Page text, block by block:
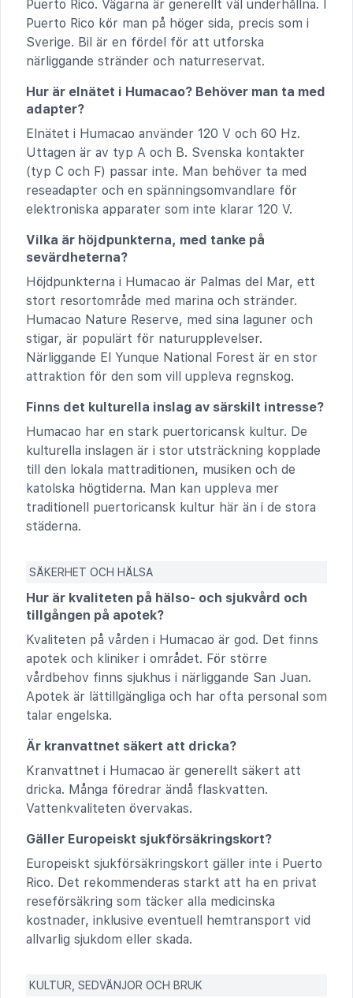
Puerto Rico. Vägarna är generellt väl underhållna. I
Puerto Rico kör man på höger sida, precis som i
Sverige. Bil är en fördel för att utforska
närliggande stränder och naturreservat.
Hur är elnätet i Humacao? Behöver man ta med
adapter?
Elnätet i Humacao använder 120 V och 60 Hz.
Uttagen är av typ A och B. Svenska kontakter
(typ C och F) passar inte. Man behöver ta med
reseadapter och en spänningsomvandlare för
elektroniska apparater som inte klarar 120 V.
Vilka är höjdpunkterna, med tanke på
sevärdheterna?
Höjdpunkterna i Humacao är Palmas del Mar, ett
stort resortområde med marina och stränder.
Humacao Nature Reserve, med sina laguner och
stigar, är populärt för naturupplevelser.
Närliggande El Yunque National Forest är en stor
attraktion för den som vill uppleva regnskog.
Finns det kulturella inslag av särskilt intresse?
Humacao har en stark puertoricansk kultur. De
kulturella inslagen är i stor utsträckning kopplade
till den lokala mattraditionen, musiken och de
katolska högtiderna. Man kan uppleva mer
traditionell puertoricansk kultur här än i de stora
städerna.
SÄKERHET OCH HÄLSA
Hur är kvaliteten på hälso- och sjukvård och
tillgången på apotek?
Kvaliteten på vården i Humacao är god. Det finns
apotek och kliniker i området. För större
vårdbehov finns sjukhus i närliggande San Juan.
Apotek är lättillgängliga och har ofta personal som
talar engelska.
Är kranvattnet säkert att dricka?
Kranvattnet i Humacao är generellt säkert att
dricka. Många föredrar ändå flaskvatten.
Vattenkvaliteten övervakas.
Gäller Europeiskt sjukförsäkringskort?
Europeiskt sjukförsäkringskort gäller inte i Puerto
Rico. Det rekommenderas starkt att ha en privat
reseförsäkring som täcker alla medicinska
kostnader, inklusive eventuell hemtransport vid
allvarlig sjukdom eller skada.
KULTUR, SEDVÄNJOR OCH BRUK